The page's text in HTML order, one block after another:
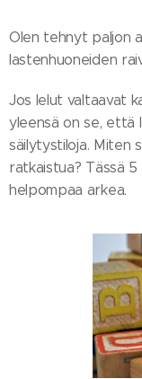
Olen tehnyt paljon
lastenhuoneiden
Jos lelut valtaavat
yleensä on se, että
säilytystiloja. Miten
ratkaistua? Tässä
helpompaa arkea.